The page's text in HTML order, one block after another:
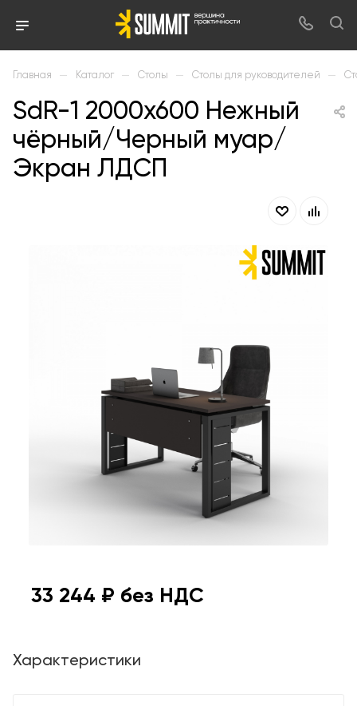
Главная — Каталог — Столы — Столы для руководителей —
SdR-1 2000х600 Нежный
чёрный/Черный муар/
Экран ЛДСП
33 244 ₽ без НДС
Характеристики